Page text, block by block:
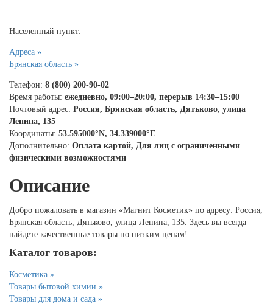
Населенный пункт:
Адреса »
Брянская область »
Телефон: 8 (800) 200-90-02
Время работы: ежедневно, 09:00–20:00, перерыв 14:30–15:00
Почтовый адрес: Россия, Брянская область, Дятьково, улица
Ленина, 135
Координаты: 53.595000°N, 34.339000°E
Дополнительно: Оплата картой, Для лиц с ограниченными
физическими возможностями
Описание
Добро пожаловать в магазин «Магнит Косметик» по адресу: Россия,
Брянская область, Дятьково, улица Ленина, 135. Здесь вы всегда
найдете качественные товары по низким ценам!
Каталог товаров:
Косметика »
Товары бытовой химии »
Товары для дома и сада »